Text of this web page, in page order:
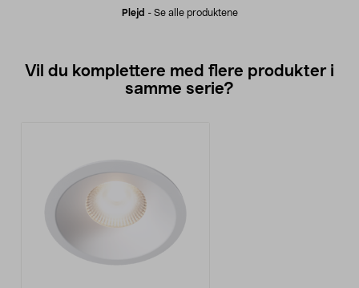
Plejd - Se alle produktene
Vil du komplettere med flere produkter i
samme serie?